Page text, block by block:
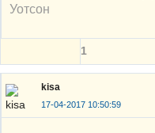
Уотсон
1
kisa
17-04-2017 10:50:59